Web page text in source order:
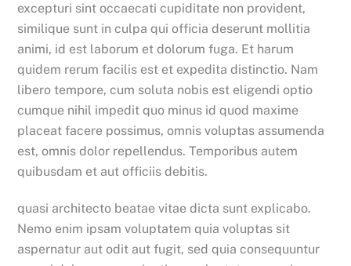
excepturi sint occaecati cupiditate non provident,
similique sunt in culpa qui officia deserunt mollitia
animi, id est laborum et dolorum fuga. Et harum
quidem rerum facilis est et expedita distinctio. Nam
libero tempore, cum soluta nobis est eligendi optio
cumque nihil impedit quo minus id quod maxime
placeat facere possimus, omnis voluptas assumenda
est, omnis dolor repellendus. Temporibus autem
quibusdam et aut officiis debitis.
quasi architecto beatae vitae dicta sunt explicabo.
Nemo enim ipsam voluptatem quia voluptas sit
aspernatur aut odit aut fugit, sed quia consequuntur